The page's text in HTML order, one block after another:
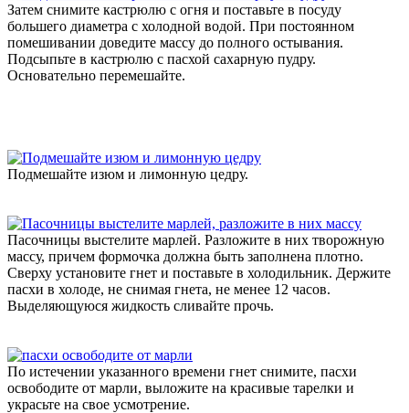
Затем снимите кастрюлю с огня и поставьте в посуду
большего диаметра с холодной водой. При постоянном
помешивании доведите массу до полного остывания.
Подсыпьте в кастрюлю с пасхой сахарную пудру.
Основательно перемешайте.
Подмешайте изюм и лимонную цедру.
Пасочницы выстелите марлей. Разложите в них творожную
массу, причем формочка должна быть заполнена плотно.
Сверху установите гнет и поставьте в холодильник. Держите
пасхи в холоде, не снимая гнета, не менее 12 часов.
Выделяющуюся жидкость сливайте прочь.
По истечении указанного времени гнет снимите, пасхи
освободите от марли, выложите на красивые тарелки и
украсьте на свое усмотрение.